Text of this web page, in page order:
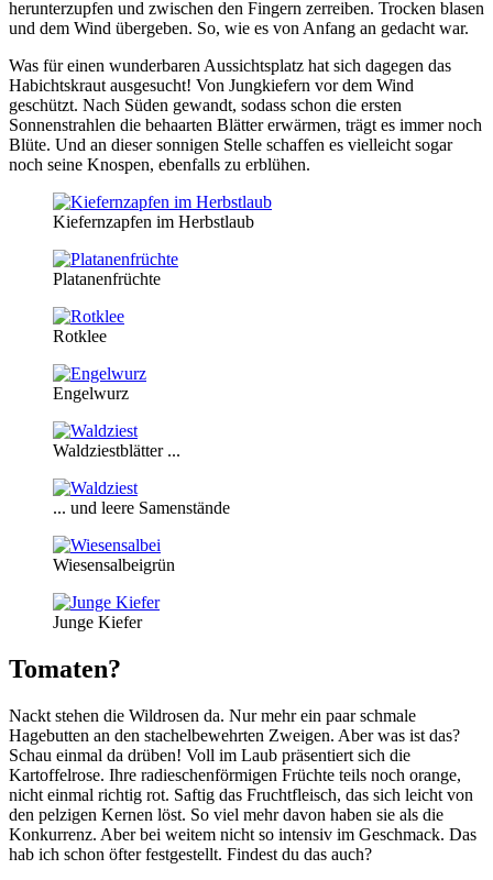
herunterzupfen und zwischen den Fingern zerreiben. Trocken blasen
und dem Wind übergeben. So, wie es von Anfang an gedacht war.
Was für einen wunderbaren Aussichtsplatz hat sich dagegen das
Habichtskraut ausgesucht! Von Jungkiefern vor dem Wind
geschützt. Nach Süden gewandt, sodass schon die ersten
Sonnenstrahlen die behaarten Blätter erwärmen, trägt es immer noch
Blüte. Und an dieser sonnigen Stelle schaffen es vielleicht sogar
noch seine Knospen, ebenfalls zu erblühen.
Kiefernzapfen im Herbstlaub
Platanenfrüchte
Rotklee
Engelwurz
Waldziestblätter ...
... und leere Samenstände
Wiesensalbeigrün
Junge Kiefer
Tomaten?
Nackt stehen die Wildrosen da. Nur mehr ein paar schmale
Hagebutten an den stachelbewehrten Zweigen. Aber was ist das?
Schau einmal da drüben! Voll im Laub präsentiert sich die
Kartoffelrose. Ihre radieschenförmigen Früchte teils noch orange,
nicht einmal richtig rot. Saftig das Fruchtfleisch, das sich leicht von
den pelzigen Kernen löst. So viel mehr davon haben sie als die
Konkurrenz. Aber bei weitem nicht so intensiv im Geschmack. Das
hab ich schon öfter festgestellt. Findest du das auch?